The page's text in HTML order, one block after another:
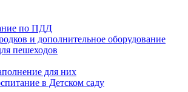
по ПДД
и дополнительное оборудование
пешеходов
для них
в Детском саду